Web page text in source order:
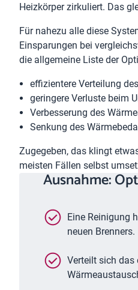
Heizkörper zirkuliert. Das
Für nahezu alle diese
Einsparungen bei
die allgemeine Liste der
effizientere Verteilung
geringere Verluste beim
Verbesserung des
Senkung des
Zugegeben, das klingt
meisten Fällen selbst
Ausnahme:
Eine Reinigung
neuen Brenners.
Verteilt sich das